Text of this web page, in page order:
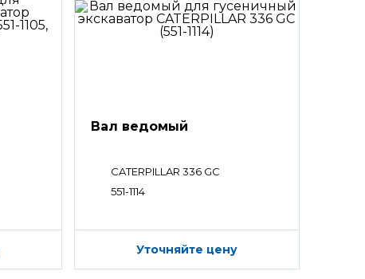
Вал ведомый
CATERPILLAR 336 GC
551-1114
Уточняйте цену